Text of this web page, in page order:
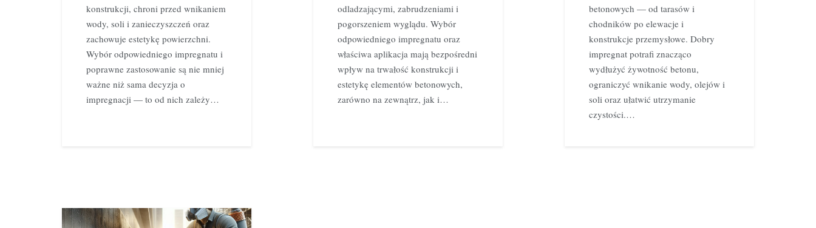
konstrukcji, chroni przed wnikaniem
wody, soli i zanieczyszczeń oraz
zachowuje estetykę powierzchni.
Wybór odpowiedniego impregnatu i
poprawne zastosowanie są nie mniej
ważne niż sama decyzja o
impregnacji — to od nich zależy…
odladzającymi, zabrudzeniami i
pogorszeniem wyglądu. Wybór
odpowiedniego impregnatu oraz
właściwa aplikacja mają bezpośredni
wpływ na trwałość konstrukcji i
estetykę elementów betonowych,
zarówno na zewnątrz, jak i…
betonowych — od tarasów i
chodników po elewacje i
konstrukcje przemysłowe. Dobry
impregnat potrafi znacząco
wydłużyć żywotność betonu,
ograniczyć wnikanie wody, olejów i
soli oraz ułatwić utrzymanie
czystości.…